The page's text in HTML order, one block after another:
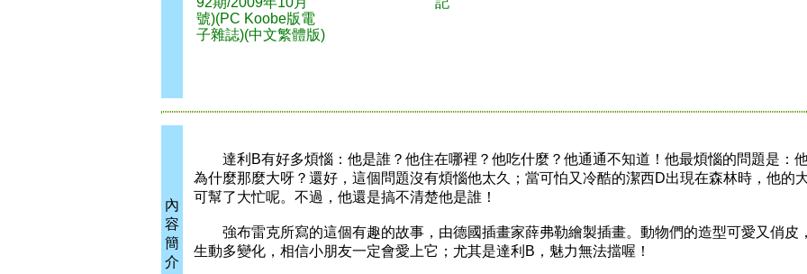
號)(PC Koobe版電
子雜誌)(中文繁體版)
內
容
簡
介
達利B有好多煩惱：他是誰？他住在哪裡？他吃什麼？他通通不知道！他最煩惱的問題是：
為什麼那麼大呀？還好，這個問題沒有煩惱他太久；當可怕又冷酷的潔西D出現在森林時，他的
可幫了大忙呢。不過，他還是搞不清楚他是誰！
強布雷克所寫的這個有趣的故事，由德國插畫家薛弗勒繪製插畫。動物們的造型可愛又俏皮
生動多變化，相信小朋友一定會愛上它；尤其是達利B，魅力無法擋喔！